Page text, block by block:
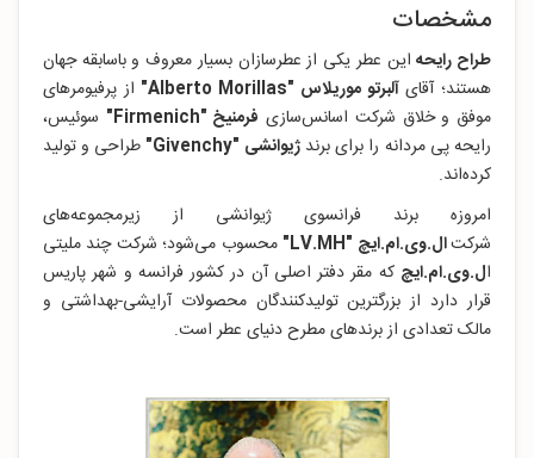
مشخصات
طراح رایحهاین عطر یکی از عطرسازان بسیار معروف و باسابقه جهان
هستند؛ آقایآلبرتو موریلاس "Alberto Morillas"
از پرفیومرهای
موفق و خلاق شرکت اسانس‌سازی فرمنیخ "Firmenich"
سوئیس،
رایحه پی مردانه را برای برندژیوانشی "Givenchy"
طراحی و تولید
کرده‌اند.
امروزه برند فرانسوی ژیوانشی از زیرمجموعه‌های
شرکتال.وی.ام.ایچ "LV.MH"
محسوب می‌شود؛ شرکت چند ملیتی
ال.وی.ام.ایچ که مقر دفتر اصلی آن در کشور فرانسه و شهر پاریس
قرار دارد از بزرگترین تولیدکنندگان محصولات آرایشی-بهداشتی و
مالک تعدادی از برندهای مطرح دنیای عطر است.